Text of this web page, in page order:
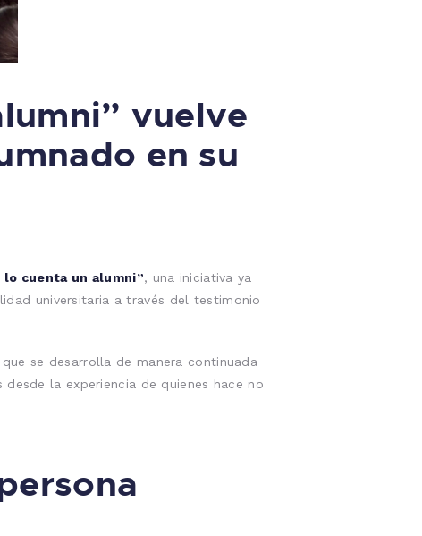
vuelve
en su
lo cuenta un alumni”, una iniciativa ya
universitaria a través del testimonio
que se desarrolla de manera continuada
la experiencia de quienes hace no